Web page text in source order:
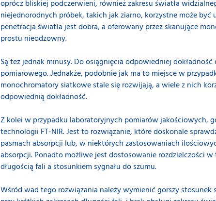
oprócz bliskiej podczerwieni, również zakresu światła
niejednorodnych próbek, takich jak ziarno, korzystne może być
penetracja światła jest dobra, a oferowany przez skanujące
prostu nieodzowny.
Są też jednak minusy. Do osiągnięcia odpowiedniej
pomiarowego. Jednakże, podobnie jak ma to miejsce w
monochromatory siatkowe stale się rozwijają, a wiele z nich
odpowiednią dokładność.
Z kolei w przypadku laboratoryjnych pomiarów jakościowych,
technologii FT-NIR. Jest to rozwiązanie, które doskonale
pasmach absorpcji lub, w niektórych zastosowaniach
absorpcji. Ponadto możliwe jest dostosowanie rozdzielczości
długością fali a stosunkiem sygnału do szumu.
Wśród wad tego rozwiązania należy wymienić gorszy